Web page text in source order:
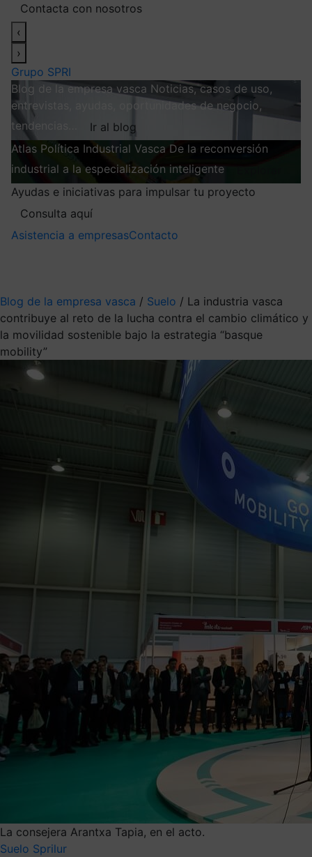
Contacta con nosotros
‹
›
Grupo SPRI
Blog de la empresa vasca Noticias, casos de uso,
entrevistas, ayudas, oportunidades de negocio,
tendencias…
Ir al blog
Atlas Política Industrial Vasca De la reconversión
industrial a la especialización inteligente
Ayudas e iniciativas para impulsar tu proyecto
Consulta aquí
Asistencia a empresasContacto
Blog de la empresa vasca / Suelo / La industria vasca
contribuye al reto de la lucha contra el cambio climático y
la movilidad sostenible bajo la estrategia “basque
mobility”
La consejera Arantxa Tapia, en el acto.
Suelo Sprilur